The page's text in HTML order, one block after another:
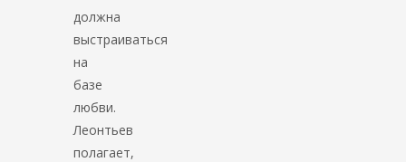
должна
выстраиваться
на
базе
любви.
Леонтьев
полагает,